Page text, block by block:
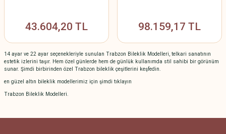
43.604,20 TL 98.159,17 TL
14 ayar ve 22 ayar seçenekleriyle sunulan Trabzon Bileklik Modelleri, telkari sanatının
estetik izlerini taşır. Hem özel günlerde hem de günlük kullanımda stil sahibi bir görünüm
sunar. Şimdi birbirinden özel Trabzon bileklik çeşitlerini keşfedin.
en güzel altın bileklik modellerimiz için şimdi tıklayın
Trabzon Bileklik Modelleri.